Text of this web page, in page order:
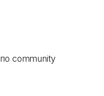
по community